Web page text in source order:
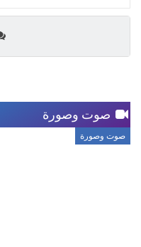
صوت وصورة
صوت وصورة